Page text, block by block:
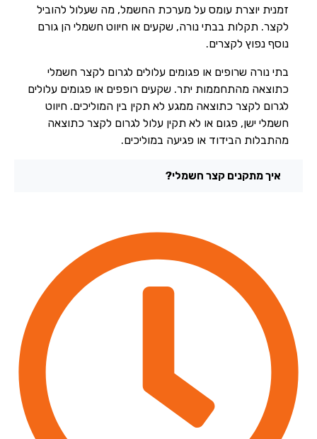
זמנית יוצרת עומס על מערכת החשמל, מה שעלול להוביל
לקצר. תקלות בבתי נורה, שקעים או חיווט חשמלי הן גורם
נוסף נפוץ לקצרים.
בתי נורה שרופים או פגומים עלולים לגרום לקצר חשמלי
כתוצאה מהתחממות יתר. שקעים רופפים או פגומים עלולים
לגרום לקצר כתוצאה ממגע לא תקין בין המוליכים. חיווט
חשמלי ישן, פגום או לא תקין עלול לגרום לקצר כתוצאה
מהתבלות הבידוד או פגיעה במוליכים.
איך מתקנים קצר חשמלי?